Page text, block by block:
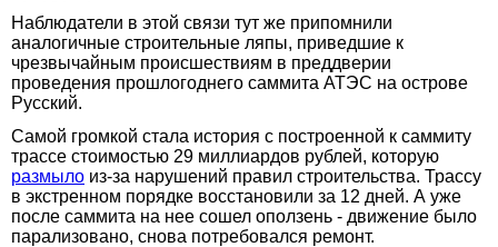
Наблюдатели в этой связи тут же припомнили
аналогичные строительные ляпы, приведшие к
чрезвычайным происшествиям в преддверии
проведения прошлогоднего саммита АТЭС на острове
Русский.
Самой громкой стала история с построенной к саммиту
трассе стоимостью 29 миллиардов рублей, которую
размыло из-за нарушений правил строительства. Трассу
в экстренном порядке восстановили за 12 дней. А уже
после саммита на нее сошел оползень - движение было
парализовано, снова потребовался ремонт.